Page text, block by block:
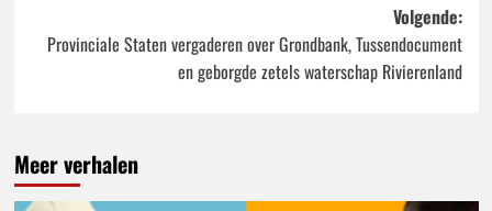
Volgende:
Provinciale Staten vergaderen over Grondbank, Tussendocument
en geborgde zetels waterschap Rivierenland
Meer verhalen